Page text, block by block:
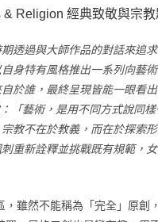
& Religion 經典致敬與宗教
透過與大師作品的對話來追
身特有風格推出一系列向藝
於誰，最終呈現皆能一眼看
「藝術，是用不同方式說同樣
教不在於教義，而在於探索
重新詮釋並挑戰既有規範，
，雖然不能稱為「完全」原創